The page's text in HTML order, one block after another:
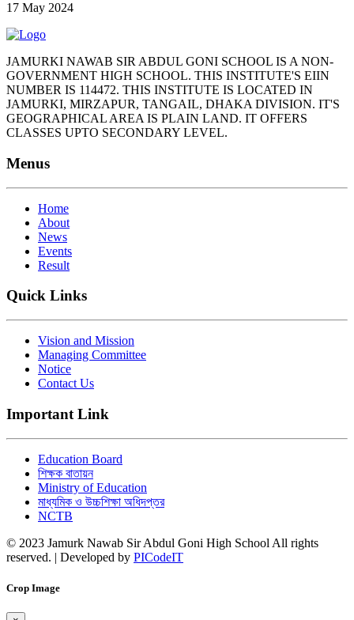
17 May 2024
JAMURKI NAWAB SIR ABDUL GONI SCHOOL IS A NON-
GOVERNMENT HIGH SCHOOL. THIS INSTITUTE'S EIIN
NUMBER IS 114472. THIS INSTITUTE IS LOCATED IN
JAMURKI, MIRZAPUR, TANGAIL, DHAKA DIVISION. IT'S
GEOGRAPHICAL AREA IS PLAIN LAND. IT OFFERS
CLASSES UPTO SECONDARY LEVEL.
Menus
Home
About
News
Events
Result
Quick Links
Vision and Mission
Managing Committee
Notice
Contact Us
Important Link
Education Board
শিক্ষক বাতায়ন
Ministry of Education
মাধ্যমিক ও উচ্চশিক্ষা অধিদপ্তর
NCTB
© 2023 Jamurk Nawab Sir Abdul Goni High School All rights
reserved. | Developed by PICodeIT
Crop Image